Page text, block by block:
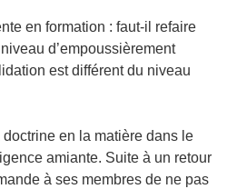
en formation : faut-il refaire
d’empoussièrement
est différent du niveau
en la matière dans le
amiante. Suite à un retour
à ses membres de ne pas